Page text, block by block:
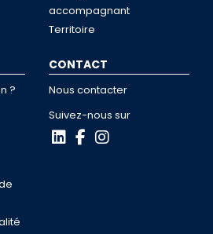
accompagnant
Territoire
?
CONTACT
Nous contacter
Suivez-nous sur